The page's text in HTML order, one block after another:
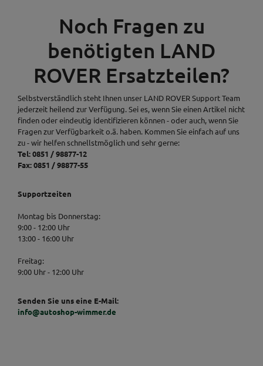
Noch Fragen zu
benötigten LAND
ROVER Ersatzteilen?
Selbstverständlich steht Ihnen unser LAND ROVER Support Team
jederzeit heilend zur Verfügung. Sei es, wenn Sie einen Artikel nicht
finden oder eindeutig identifizieren können - oder auch, wenn Sie
Fragen zur Verfügbarkeit o.ä. haben. Kommen Sie einfach auf uns
zu - wir helfen schnellstmöglich und sehr gerne:
Tel: 0851 / 98877-12
Fax: 0851 / 98877-55
Supportzeiten
Montag bis Donnerstag:
9:00 - 12:00 Uhr
13:00 - 16:00 Uhr
Freitag:
9:00 Uhr - 12:00 Uhr
Senden Sie uns eine E-Mail:
info@autoshop-wimmer.de